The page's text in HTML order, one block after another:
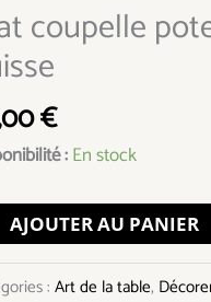
coupelle
€
:En stock
AJOUTER AU PANIER
:Art de la table,